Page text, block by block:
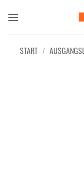
Inhalt
START /